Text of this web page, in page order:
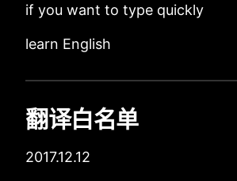
if you want to type quickly
learn English
翻译白名单
2017.12.12